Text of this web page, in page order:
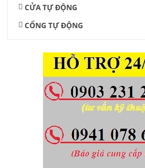
CỬA TỰ ĐỘNG
CỔNG TỰ ĐỘNG